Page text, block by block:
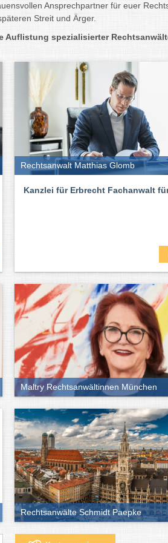
Ansprechpartner für euer
Streit und Ärger.
spezialisierter
Rechtsanwalt Matthias Glomb
Kanzlei für Erbrecht Fachanwalt
Maltry Rechtsanwältinnen München
Rechtsanwälte Schmidt Paepke